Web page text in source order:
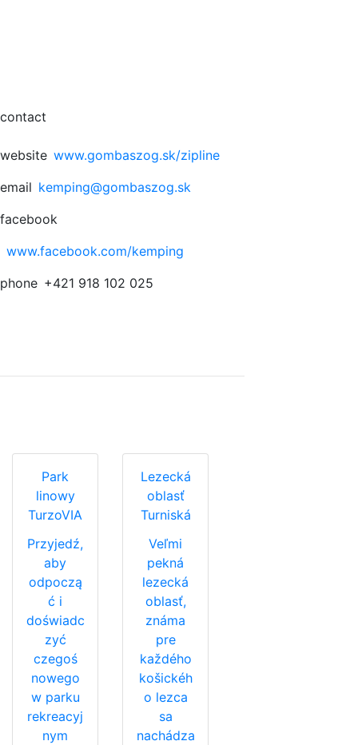
contact
website www.gombaszog.sk/zipline
email kemping@gombaszog.sk
facebook
www.facebook.com/kemping
phone +421 918 102 025
Park
linowy
TurzoVIA
Przyjedź,
aby
odpoczą
ć i
doświadc
zyć
czegoś
nowego
w parku
rekreacyj
nym
Lezecká
oblasť
Turniská
Veľmi
pekná
lezecká
oblasť,
známa
pre
každého
košickéh
o lezca
sa
nachádza